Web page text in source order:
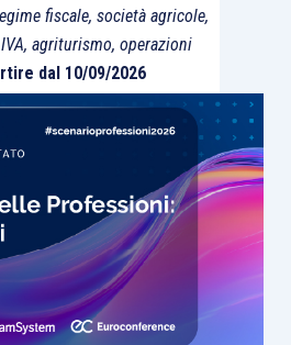
MASSIMA
Detrazione
55%
fino al
5/06/2013
fiscale, società agricole,
agriturismo, operazioni
dal 10/09/2026